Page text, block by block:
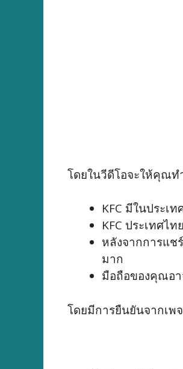
โดยในวีดีโอจะให้คุณท
KFC มีในประเ
KFC ประเทศไ
หลังจากการแช
มาก
มือถือของคุณอ
โดยมีการยืนยันจากเพ